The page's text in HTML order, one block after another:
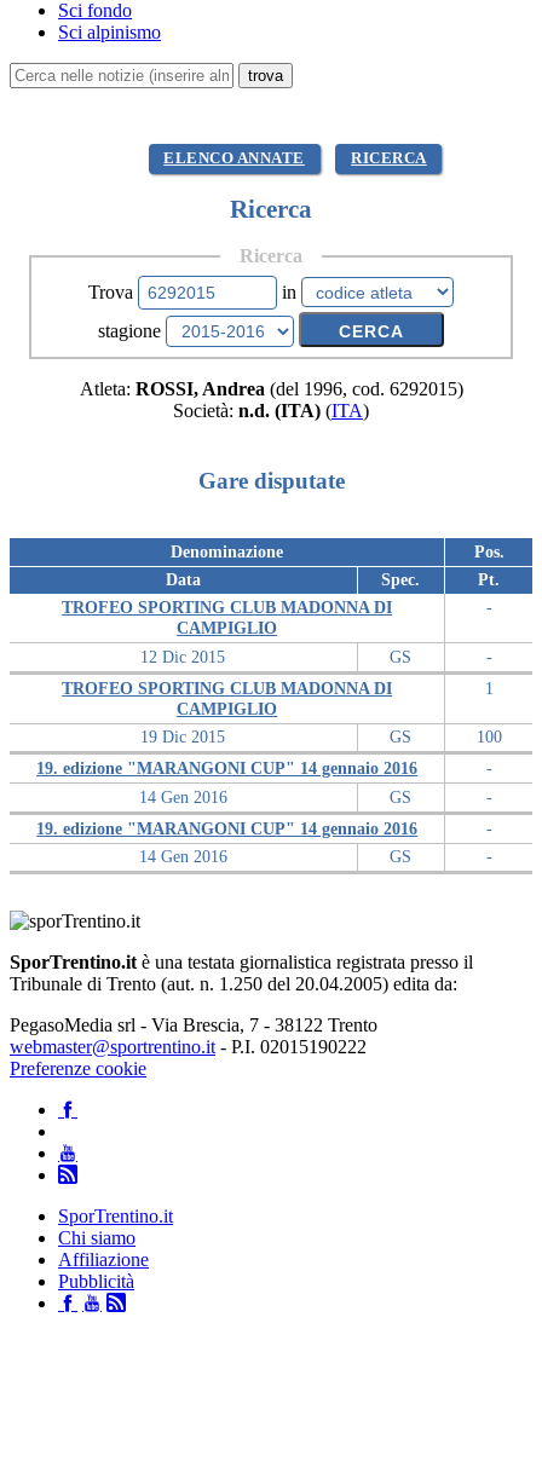
Sci fondo
Sci alpinismo
ELENCO ANNATE RICERCA
Ricerca
Ricerca
Trova
in
stagione
Atleta: ROSSI, Andrea(del 1996, cod. 6292015)
Società: n.d. (ITA) (ITA)
Gare disputate
Data
Denominazione
Spec.
Pos.
Pt.
12 Dic 2015
TROFEO SPORTING CLUB MADONNA DI
CAMPIGLIO
GS
-
-
19 Dic 2015
TROFEO SPORTING CLUB MADONNA DI
CAMPIGLIO
GS
1
100
14 Gen 2016
19. edizione "MARANGONI CUP" 14 gennaio 2016
GS
-
-
14 Gen 2016
19. edizione "MARANGONI CUP" 14 gennaio 2016
GS
-
-
SporTrentino.it è una testata giornalistica registrata presso il
Tribunale di Trento (aut. n. 1.250 del 20.04.2005) edita da:
PegasoMedia srl - Via Brescia, 7 - 38122 Trento
webmaster@sportrentino.it - P.I. 02015190222
Preferenze cookie
SporTrentino.it
Chi siamo
Affiliazione
Pubblicità